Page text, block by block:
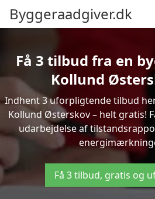
Byggeraadgiver.dk
Få 3 tilbud fra en
Kollund
Indhent 3 uforpligtende tilbud
Kollund Østerskov – helt gratis!
udarbejdelse af
Få 3 tilbud, gratis og